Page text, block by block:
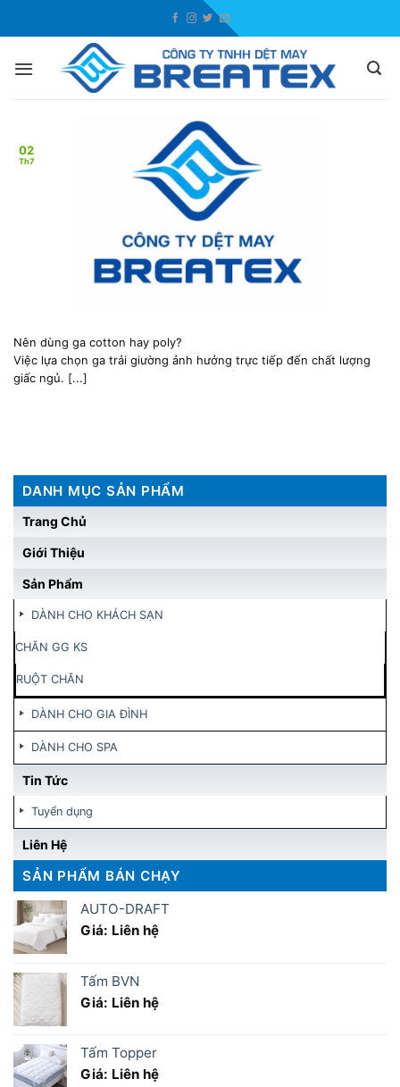
Nên dùng ga cotton hay poly?
Việc lựa chọn ga trải giường ảnh hưởng trực tiếp đến chất lượng
giấc ngủ. [...]
02
Th7
DANH MỤC SẢN PHẨM
Trang Chủ
Giới Thiệu
Sản Phẩm
DÀNH CHO KHÁCH SẠN
CHĂN GG KS
RUỘT CHĂN
DÀNH CHO GIA ĐÌNH
DÀNH CHO SPA
Tin Tức
Tuyển dụng
Liên Hệ
SẢN PHẨM BÁN CHẠY
AUTO-DRAFT
Giá: Liên hệ
Tấm BVN
Giá: Liên hệ
Tấm Topper
Giá: Liên hệ